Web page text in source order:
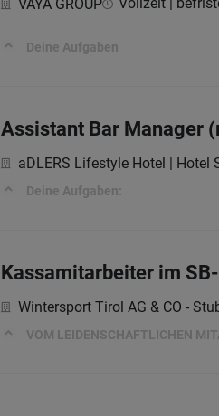
VAYA GROUP
Deine Aufgaben
Assistant Bar Manager
aDLERS Lifestyle Hotel | Hotel
Deine Aufgaben:
Kassamitarbeiter im
Wintersport Tirol AG & CO -
VOM LEIDENSCHAFTLICHEN